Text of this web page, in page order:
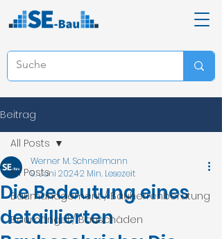
Beitrag
All Posts
Baumanagement / Bauherrenberatung
Baumängel / Bauschäden
All Posts
Die Bedeutung eines
detaillierten
Werner M. Schnellmann
9. Juni 20242 Min. Lesezeit